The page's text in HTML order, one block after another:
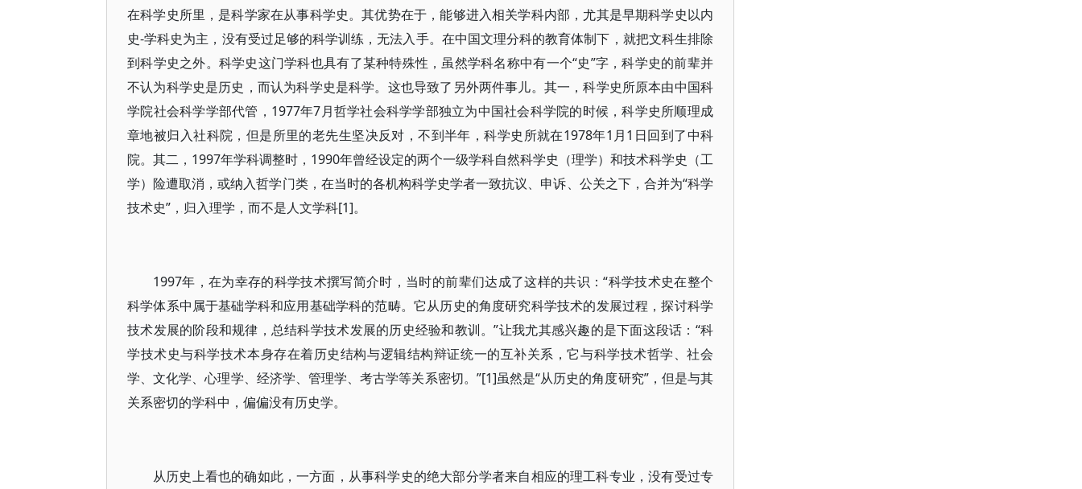
在科学史所里，是科学家在从事科学史。其优势在于，能够进入相关学科内部，尤其是早期科学史以内
史-学科史为主，没有受过足够的科学训练，无法入手。在中国文理分科的教育体制下，就把文科生排除
到科学史之外。科学史这门学科也具有了某种特殊性，虽然学科名称中有一个“史”字，科学史的前辈并
不认为科学史是历史，而认为科学史是科学。这也导致了另外两件事儿。其一，科学史所原本由中国科
学院社会科学学部代管，1977年7月哲学社会科学学部独立为中国社会科学院的时候，科学史所顺理成
章地被归入社科院，但是所里的老先生坚决反对，不到半年，科学史所就在1978年1月1日回到了中科
院。其二，1997年学科调整时，1990年曾经设定的两个一级学科自然科学史（理学）和技术科学史（工
学）险遭取消，或纳入哲学门类，在当时的各机构科学史学者一致抗议、申诉、公关之下，合并为“科学
技术史”，归入理学，而不是人文学科[1]。
1997年，在为幸存的科学技术撰写简介时，当时的前辈们达成了这样的共识：“科学技术史在整个
科学体系中属于基础学科和应用基础学科的范畴。它从历史的角度研究科学技术的发展过程，探讨科学
技术发展的阶段和规律，总结科学技术发展的历史经验和教训。”让我尤其感兴趣的是下面这段话：“科
学技术史与科学技术本身存在着历史结构与逻辑结构辩证统一的互补关系，它与科学技术哲学、社会
学、文化学、心理学、经济学、管理学、考古学等关系密切。”[1]虽然是“从历史的角度研究”，但是与其
关系密切的学科中，偏偏没有历史学。
从历史上看也的确如此，一方面，从事科学史的绝大部分学者来自相应的理工科专业，没有受过专